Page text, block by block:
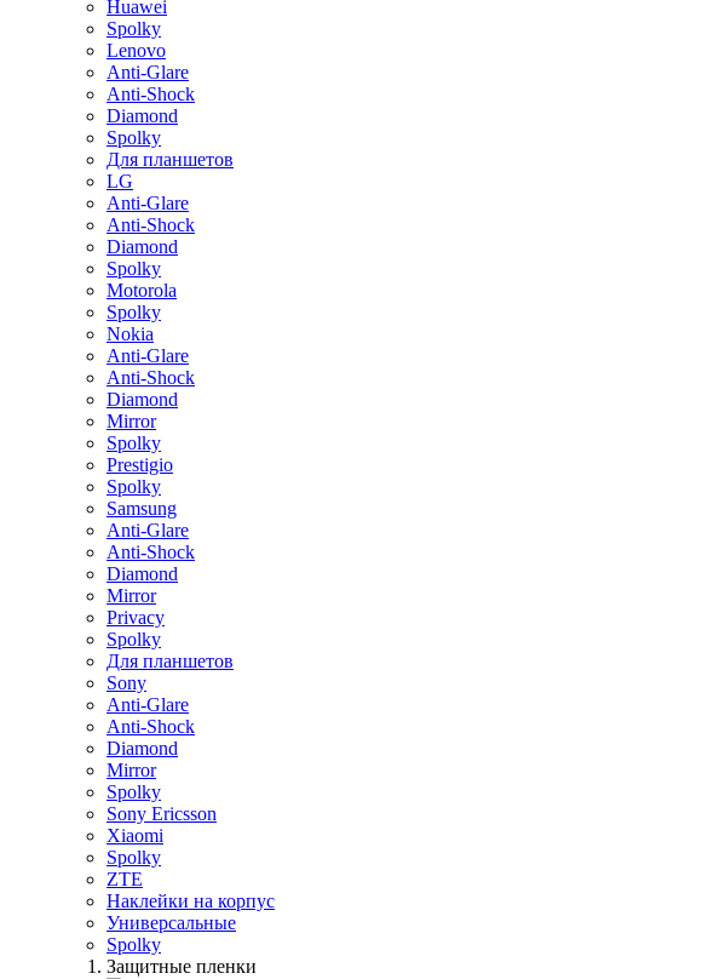
Huawei
Spolky
Lenovo
Anti-Glare
Anti-Shock
Diamond
Spolky
Для планшетов
LG
Anti-Glare
Anti-Shock
Diamond
Spolky
Motorola
Spolky
Nokia
Anti-Glare
Anti-Shock
Diamond
Mirror
Spolky
Prestigio
Spolky
Samsung
Anti-Glare
Anti-Shock
Diamond
Mirror
Privacy
Spolky
Для планшетов
Sony
Anti-Glare
Anti-Shock
Diamond
Mirror
Spolky
Sony Ericsson
Xiaomi
Spolky
ZTE
Наклейки на корпус
Универсальные
Spolky
Защитные пленки